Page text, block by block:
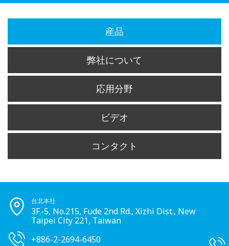
産品
弊社について
応用分野
ビデオ
コンタクト
台北本社
3F.-5, No.215, Fude 2nd Rd., Xizhi Dist., New
Taipei City 221, Taiwan
+886-2-2694-6450